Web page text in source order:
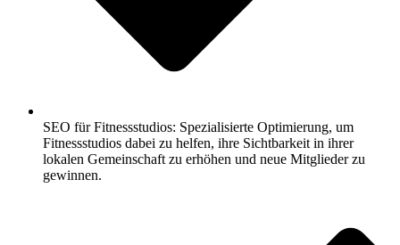
SEO für Fitnessstudios: Spezialisierte Optimierung, um
Fitnessstudios dabei zu helfen, ihre Sichtbarkeit in ihrer
lokalen Gemeinschaft zu erhöhen und neue Mitglieder zu
gewinnen.